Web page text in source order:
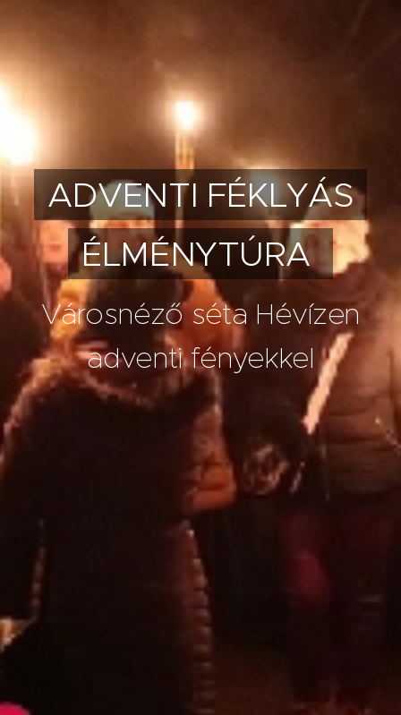
ADVENTI FÉKLYÁS
ÉLMÉNYTÚRA
Városnéző séta Hévízen
adventi fényekkel